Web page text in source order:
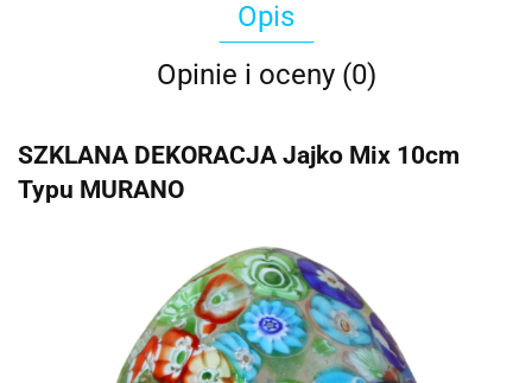
Opis
Opinie i oceny (0)
SZKLANA DEKORACJA Jajko Mix 10cm
Typu MURANO